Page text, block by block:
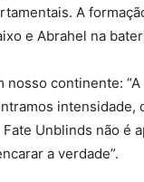
A
e Abrahel na
continente:
intensidade,
Unblinds não é
a verdade”.